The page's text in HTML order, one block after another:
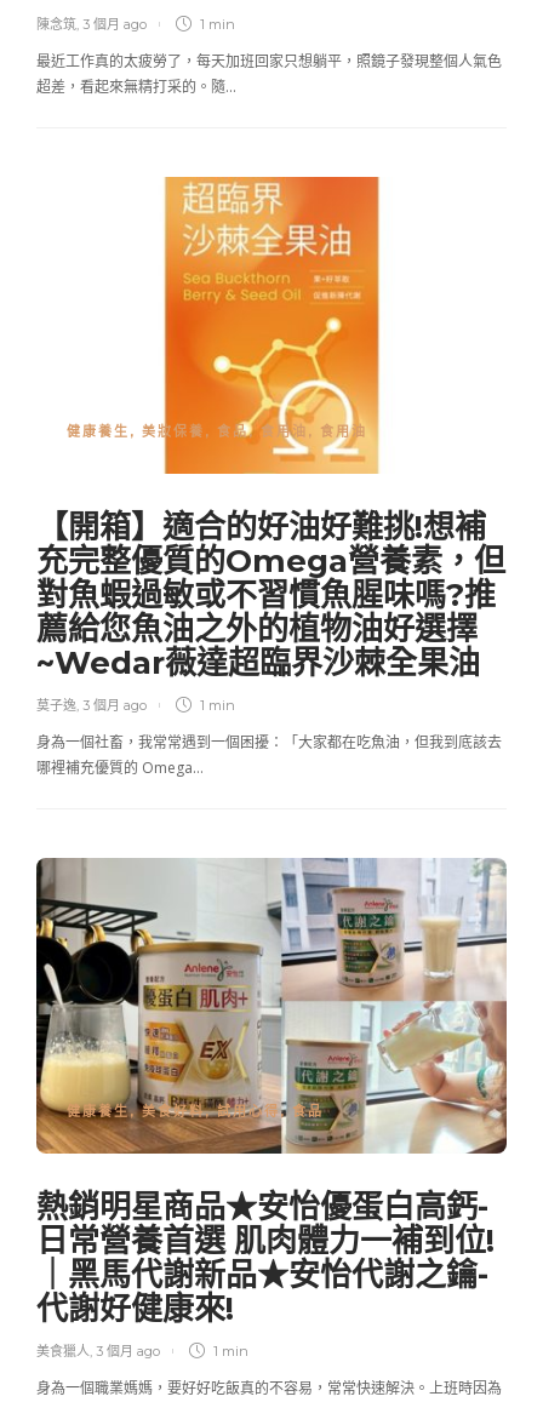
陳念筑, 3 個月 ago 1 min
最近工作真的太疲勞了，每天加班回家只想躺平，照鏡子發現整個人氣色
超差，看起來無精打采的。隨…
健康養生 , 美妝保養 , 食品, 食用油 , 食用油
【開箱】適合的好油好難挑!想補
充完整優質的Omega營養素，但
對魚蝦過敏或不習慣魚腥味嗎?推
薦給您魚油之外的植物油好選擇
~Wedar薇達超臨界沙棘全果油
莫子逸, 3 個月 ago 1 min
身為一個社畜，我常常遇到一個困擾：「大家都在吃魚油，但我到底該去
哪裡補充優質的 Omega…
健康養生,美食好料,試用心得, 食品
熱銷明星商品★安怡優蛋白高鈣-
日常營養首選 肌肉體力一補到位!
｜黑馬代謝新品★安怡代謝之鑰-
代謝好健康來!
美食獵人, 3 個月 ago 1 min
身為一個職業媽媽，要好好吃飯真的不容易，常常快速解決。上班時因為